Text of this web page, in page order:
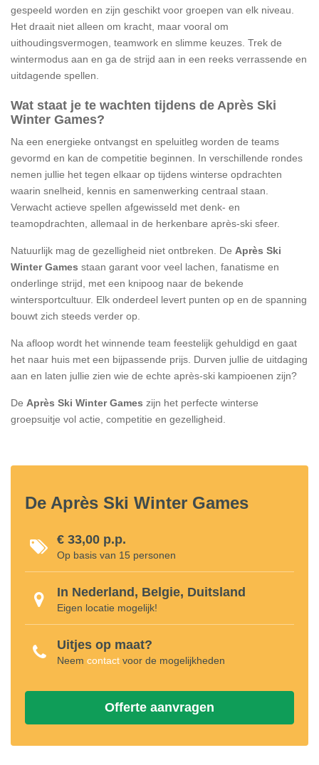
gespeeld worden en zijn geschikt voor groepen van elk niveau.
Het draait niet alleen om kracht, maar vooral om
uithoudingsvermogen, teamwork en slimme keuzes. Trek de
wintermodus aan en ga de strijd aan in een reeks verrassende en
uitdagende spellen.
Wat staat je te wachten tijdens de Après Ski
Winter Games?
Na een energieke ontvangst en speluitleg worden de teams
gevormd en kan de competitie beginnen. In verschillende rondes
nemen jullie het tegen elkaar op tijdens winterse opdrachten
waarin snelheid, kennis en samenwerking centraal staan.
Verwacht actieve spellen afgewisseld met denk- en
teamopdrachten, allemaal in de herkenbare après-ski sfeer.
Natuurlijk mag de gezelligheid niet ontbreken. De Après Ski
Winter Games staan garant voor veel lachen, fanatisme en
onderlinge strijd, met een knipoog naar de bekende
wintersportcultuur. Elk onderdeel levert punten op en de spanning
bouwt zich steeds verder op.
Na afloop wordt het winnende team feestelijk gehuldigd en gaat
het naar huis met een bijpassende prijs. Durven jullie de uitdaging
aan en laten jullie zien wie de echte après-ski kampioenen zijn?
De Après Ski Winter Games zijn het perfecte winterse
groepsuitje vol actie, competitie en gezelligheid.
De Après Ski Winter Games
€ 33,00 p.p.
Op basis van 15 personen
In Nederland, Belgie, Duitsland
Eigen locatie mogelijk!
Uitjes op maat?
Neem contact voor de mogelijkheden
Offerte aanvragen